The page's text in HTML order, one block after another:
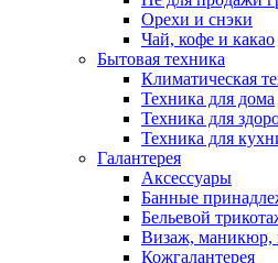
Орехи и снэки
Чай, кофе и какао
Бытовая техника
Климатическая
Техника для дома
Техника для
Техника для
Галантерея
Аксессуары
Банные
Бельевой
Визаж, маникюр,
Кожгалантерея